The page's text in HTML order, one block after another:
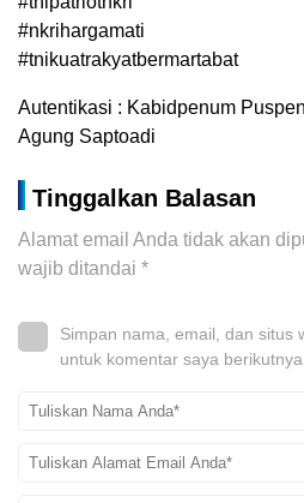
#nkrihargamati
#tnikuatrakyatbermartabat
Autentikasi : Kabidpenum
Agung Saptoadi
Tinggalkan Balasan
Alamat email Anda tidak akan
wajib ditandai *
Simpan nama, email, dan situs
untuk komentar saya berikutnya.